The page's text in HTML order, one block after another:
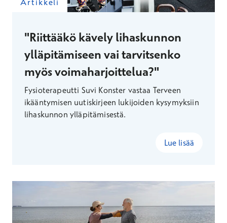
Artikkeli
"Riittääkö kävely lihaskunnon
ylläpitämiseen vai tarvitsenko
myös voimaharjoittelua?"
Fysioterapeutti Suvi Konster vastaa Terveen
ikääntymisen uutiskirjeen lukijoiden kysymyksiin
lihaskunnon ylläpitämisestä.
Lue lisää